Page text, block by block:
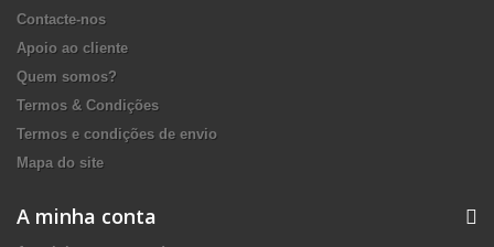
Contacte-nos
Apoio ao cliente
Quem somos?
Termos & Condições
Termos e condições de envio
Mapa do site
A minha conta